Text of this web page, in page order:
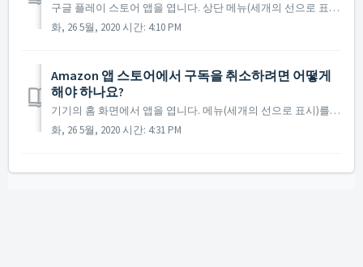
구글 플레이 스토어 앱을 엽니다. 상단 메뉴(세개의 선으로 표시)를 탭하십시오. ‘내 앱’ 그리고 ‘구독’을 선택합니다. Joy of Reading을 선택하고 구독 취소를 누릅니다.
화, 26 5월, 2020 시간: 4:10 PM
Amazon 앱 스토어에서 구독을 취소하려면 어떻게
해야 하나요?
기기의 홈 화면에서 앱을 엽니다. 메뉴(세개의 선으로 표시)를 선택합니다. 아래로 스크롤하여 '구독 정보'를 선택합니다. 'Joy of Reading' 옆의 '관리'를 선택합니다. '자동 갱신'을 취소...
화, 26 5월, 2020 시간: 4:31 PM